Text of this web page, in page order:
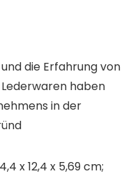
die Erfahrung von
haben
in der